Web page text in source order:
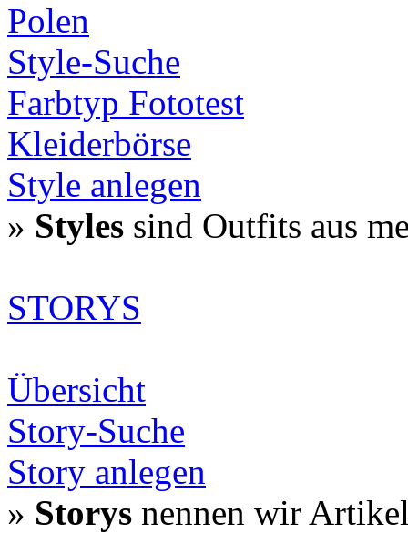
Polen
Style-Suche
Farbtyp Fototest
Kleiderbörse
Style anlegen
» Styles sind Outfits aus
STORYS
Übersicht
Story-Suche
Story anlegen
» Storys nennen wir